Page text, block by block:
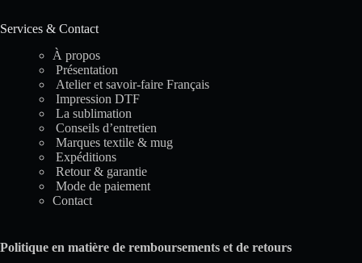
Services & Contact
À propos
Présentation
Atelier et savoir-faire Français
Impression DTF
La sublimation
Conseils d’entretien
Marques textile & mug
Expéditions
Retour & garantie
Mode de paiement
Contact
Politique en matière de remboursements et de retours